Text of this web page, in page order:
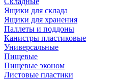
Ящики для склада
Ящики для хранения
Паллеты и поддоны
Канистры пластиковые
Универсальные
Пищевые
Пищевые эконом
Листовые пластики